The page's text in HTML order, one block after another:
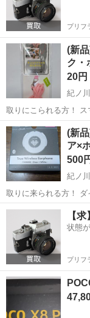
プリフ
(新
ク・
20円
紀ノ
取りにこられる方！ スマホ用肩かけストラップ[ピンク][ホワイト][グ
レー](1つづあります。) ケーブル穴幅1cm以上のケースに使用可能
和歌山 和歌山市
(新品
ア×
500
紀ノ
取りに来られる方！ ダイソー商品！ 𝕝𝕟𝕤𝕥𝕒𝕘𝕣𝕒𝕞で紹介されてます
(*^^*) ●本品に充電ケーブルは付属していません📱🔌 ｸﾞｻｯ ●ピンクとブ
ラックもございます
和歌山 和歌山市
【
状態
プリフ